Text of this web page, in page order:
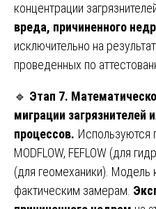
концентрации
вреда, причиненного
исключительно на
проведенных по
🔹 Этап 7.
миграции загрязнителей
процессов.
MODFLOW, FEFLOW (для
(для геомеханики). Модель
фактическим замерам.